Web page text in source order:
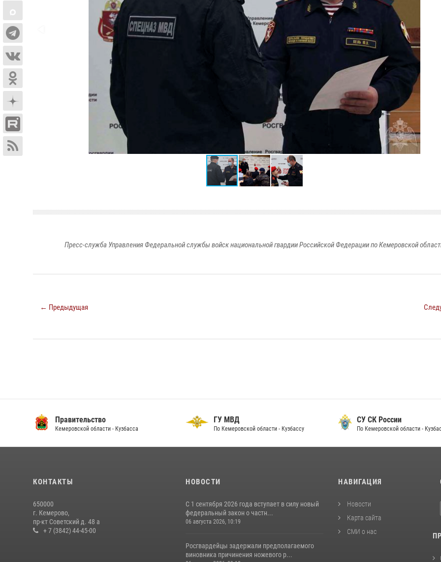
Пресс-служба Управления Федеральной службы войск национальной гвардии Российской Федерации по Кемеровской
← Предыдущая
Правительство
Кемеровской области - Кузбасса
ГУ МВД
По Кемеровской области - Кузбассу
СУ СК России
По Кемеровской области -
КОНТАКТЫ
650000
г. Кемерово,
пр-кт Советский д. 48 а
+ 7 (3842) 44-45-00
НОВОСТИ
С 1 сентября 2026 года вступает в силу новый
федеральный закон о частн...
06 августа 2026, 10:19
Росгвардейцы задержали предполагаемого
виновника причинения ножевого р...
НАВИГАЦИЯ
Новости
Карта сайта
СМИ о нас